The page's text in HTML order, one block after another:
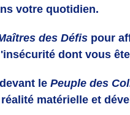
votre quotidien.
des Défis pour
dont vous
le Peuple des
matérielle et